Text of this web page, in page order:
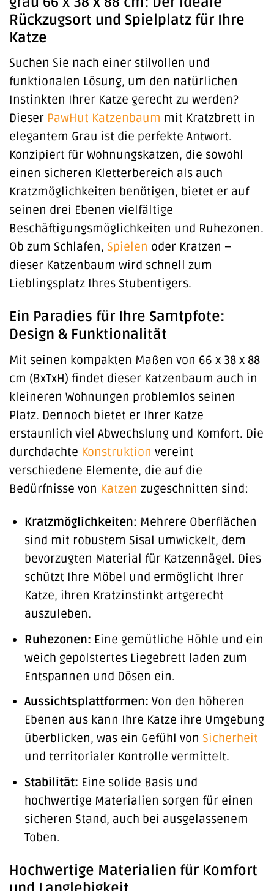
Rückzugsort und Spielplatz für Ihre
Katze
Suchen Sie nach einer stilvollen und
funktionalen Lösung, um den natürlichen
Instinkten Ihrer Katze gerecht zu werden?
Dieser PawHut Katzenbaum mit Kratzbrett in
elegantem Grau ist die perfekte Antwort.
Konzipiert für Wohnungskatzen, die sowohl
einen sicheren Kletterbereich als auch
Kratzmöglichkeiten benötigen, bietet er auf
seinen drei Ebenen vielfältige
Beschäftigungsmöglichkeiten und Ruhezonen.
Ob zum Schlafen, Spielen oder Kratzen –
dieser Katzenbaum wird schnell zum
Lieblingsplatz Ihres Stubentigers.
Ein Paradies für Ihre Samtpfote:
Design & Funktionalität
Mit seinen kompakten Maßen von 66 x 38 x 88
cm (BxTxH) findet dieser Katzenbaum auch in
kleineren Wohnungen problemlos seinen
Platz. Dennoch bietet er Ihrer Katze
erstaunlich viel Abwechslung und Komfort. Die
durchdachte Konstruktion vereint
verschiedene Elemente, die auf die
Bedürfnisse von Katzen zugeschnitten sind:
Kratzmöglichkeiten: Mehrere Oberflächen
sind mit robustem Sisal umwickelt, dem
bevorzugten Material für Katzennägel. Dies
schützt Ihre Möbel und ermöglicht Ihrer
Katze, ihren Kratzinstinkt artgerecht
auszuleben.
Ruhezonen: Eine gemütliche Höhle und ein
weich gepolstertes Liegebrett laden zum
Entspannen und Dösen ein.
Aussichtsplattformen: Von den höheren
Ebenen aus kann Ihre Katze ihre Umgebung
überblicken, was ein Gefühl von Sicherheit
und territorialer Kontrolle vermittelt.
Stabilität: Eine solide Basis und
hochwertige Materialien sorgen für einen
sicheren Stand, auch bei ausgelassenem
Toben.
Hochwertige Materialien für Komfort